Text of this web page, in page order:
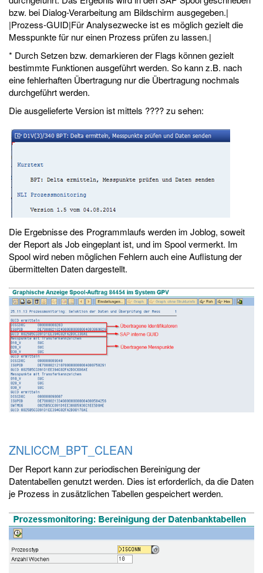
bzw. bei Dialog-Verarbeitung am Bildschirm ausgegeben.|
|Prozess-GUID|Für Analysezwecke ist es möglich gezielt die
Messpunkte für nur einen Prozess prüfen zu lassen.|
* Durch Setzen bzw. demarkieren der Flags können gezielt
bestimmte Funktionen ausgeführt werden. So kann z.B. nach
eine fehlerhaften Übertragung nur die Übertragung nochmals
durchgeführt werden.
Die ausgelieferte Version ist mittels ???? zu sehen:
Die Ergebnisse des Programmlaufs werden im Joblog, soweit
der Report als Job eingeplant ist, und im Spool vermerkt. Im
Spool wird neben möglichen Fehlern auch eine Auflistung der
übermittelten Daten dargestellt.
ZNLICCM_BPT_CLEAN
Der Report kann zur periodischen Bereinigung der
Datentabellen genutzt werden. Dies ist erforderlich, da die Daten
je Prozess in zusätzlichen Tabellen gespeichert werden.